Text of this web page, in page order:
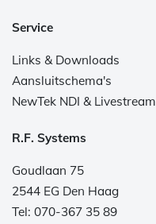
Service
Links & Downloads
Aansluitschema's
NewTek NDI & Livestream
R.F. Systems
Goudlaan 75
2544 EG Den Haag
Tel: 070-367 35 89